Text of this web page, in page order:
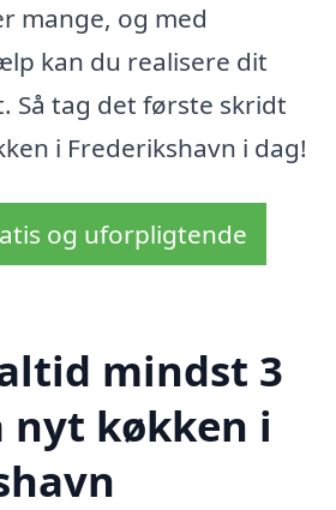
mange, og med
kan du realisere dit
Så tag det første skridt
i Frederikshavn i dag!
og uforpligtende
mindst 3
køkken i